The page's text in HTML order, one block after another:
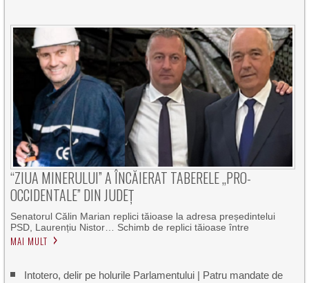
“ZIUA MINERULUI” A ÎNCĂIERAT TABERELE „PRO-
OCCIDENTALE” DIN JUDEȚ
Senatorul Călin Marian replici tăioase la adresa președintelui
PSD, Laurențiu Nistor… Schimb de replici tăioase între
MAI MULT
Intotero, delir pe holurile Parlamentului | Patru mandate de